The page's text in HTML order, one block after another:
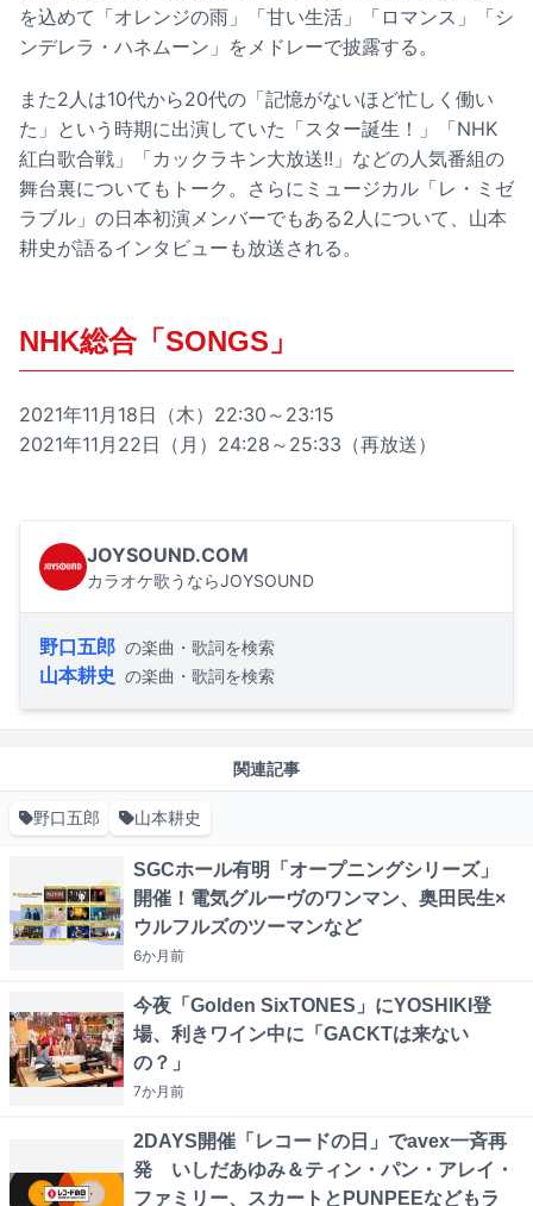
を込めて「オレンジの雨」「甘い生活」「ロマンス」「シ
ンデレラ・ハネムーン」をメドレーで披露する。
また2人は10代から20代の「記憶がないほど忙しく働い
た」という時期に出演していた「スター誕生！」「NHK
紅白歌合戦」「カックラキン大放送!!」などの人気番組の
舞台裏についてもトーク。さらにミュージカル「レ・ミゼ
ラブル」の日本初演メンバーでもある2人について、山本
耕史が語るインタビューも放送される。
NHK総合「SONGS」
2021年11月18日（木）22:30～23:15
2021年11月22日（月）24:28～25:33（再放送）
JOYSOUND.COM
カラオケ歌うならJOYSOUND
野口五郎 の楽曲・歌詞を検索
山本耕史 の楽曲・歌詞を検索
関連記事
野口五郎 山本耕史
SGCホール有明「オープニングシリーズ」
開催！電気グルーヴのワンマン、奥田民生×
ウルフルズのツーマンなど
6か月前
今夜「Golden SixTONES」にYOSHIKI登
場、利きワイン中に「GACKTは来ない
の？」
7か月前
2DAYS開催「レコードの日」でavex一斉再
発 いしだあゆみ＆ティン・パン・アレイ・
ファミリー、スカートとPUNPEEなどもラ